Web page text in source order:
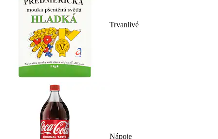
Trvanlivé
Nápoje